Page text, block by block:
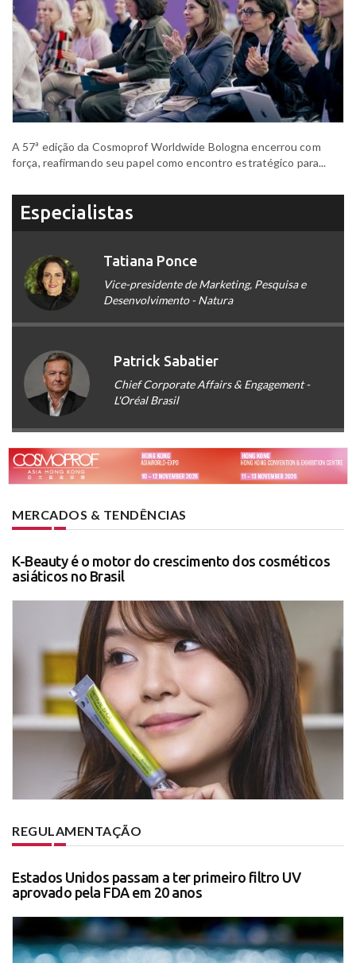
A 57ª edição da Cosmoprof Worldwide Bologna encerrou com
força, reafirmando seu papel como encontro estratégico para...
Especialistas
Tatiana Ponce
Vice-presidente de Marketing, Pesquisa e
Desenvolvimento - Natura
Patrick Sabatier
Chief Corporate Affairs & Engagement -
L'Oréal Brasil
MERCADOS & TENDÊNCIAS
K-Beauty é o motor do crescimento dos cosméticos
asiáticos no Brasil
REGULAMENTAÇÃO
Estados Unidos passam a ter primeiro filtro UV
aprovado pela FDA em 20 anos